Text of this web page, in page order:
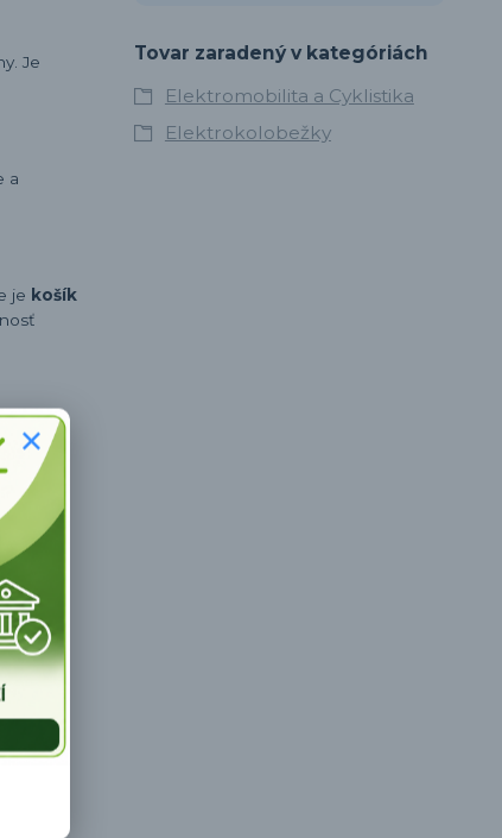
Je
a
je košík
Tovar zaradený v kategóriách
Elektromobilita a Cyklistika
Elektrokolobežky